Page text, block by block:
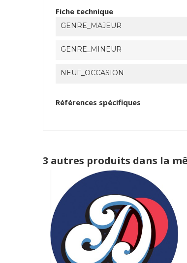
Fiche technique
GENRE_MAJEUR
GENRE_MINEUR
NEUF_OCCASION
Références spécifiques
3 autres produits dans la